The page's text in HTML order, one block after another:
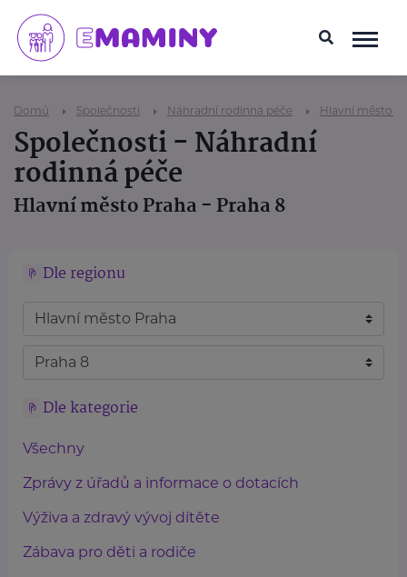
Domů Společnosti Náhradní rodinná péče Hlavní město
Společnosti - Náhradní
rodinná péče
Hlavní město Praha - Praha 8
Dle regionu
Dle kategorie
Všechny
Zprávy z úřadů a informace o dotacích
Výživa a zdravý vývoj dítěte
Zábava pro děti a rodiče